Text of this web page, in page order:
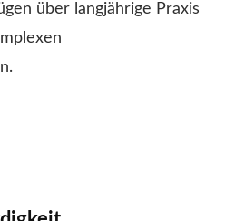
über langjährige Praxis